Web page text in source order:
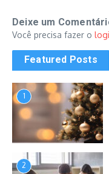
Deixe um
Você precisa fazer o
Featured Posts
1
2